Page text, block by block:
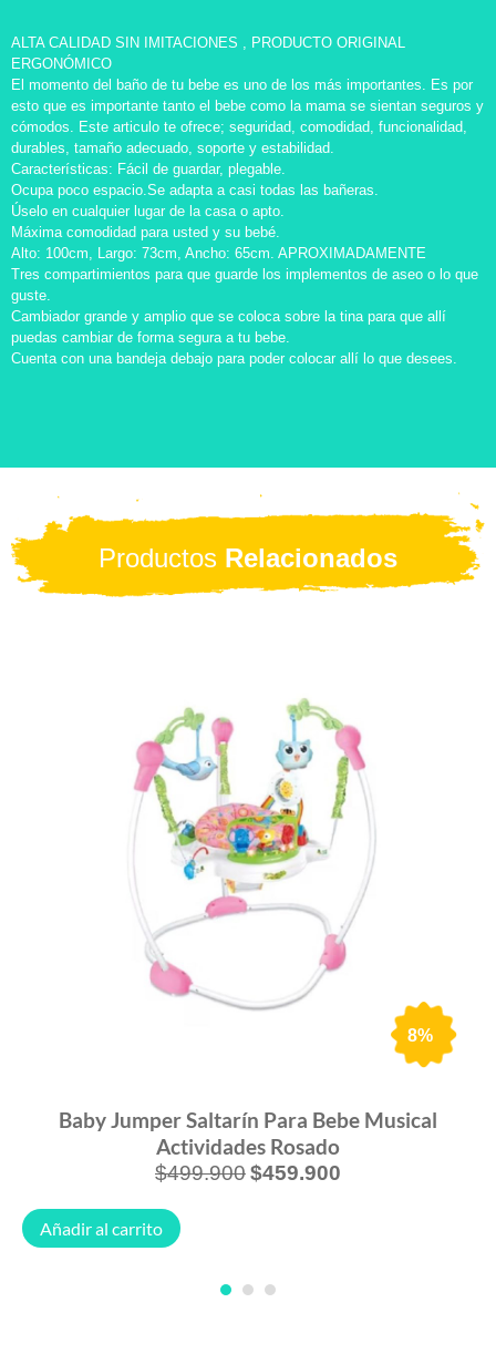
ALTA CALIDAD SIN IMITACIONES , PRODUCTO ORIGINAL
ERGONÓMICO
El momento del baño de tu bebe es uno de los más importantes. Es por
esto que es importante tanto el bebe como la mama se sientan seguros y
cómodos. Este articulo te ofrece; seguridad, comodidad, funcionalidad,
durables, tamaño adecuado, soporte y estabilidad.
Características: Fácil de guardar, plegable.
Ocupa poco espacio.Se adapta a casi todas las bañeras.
Úselo en cualquier lugar de la casa o apto.
Máxima comodidad para usted y su bebé.
Alto: 100cm, Largo: 73cm, Ancho: 65cm. APROXIMADAMENTE
Tres compartimientos para que guarde los implementos de aseo o lo que
guste.
Cambiador grande y amplio que se coloca sobre la tina para que allí
puedas cambiar de forma segura a tu bebe.
Cuenta con una bandeja debajo para poder colocar allí lo que desees.
Productos Relacionados
8%
Baby Jumper Saltarín Para Bebe Musical
Actividades Rosado
$499.900$459.900
Añadir al carrito